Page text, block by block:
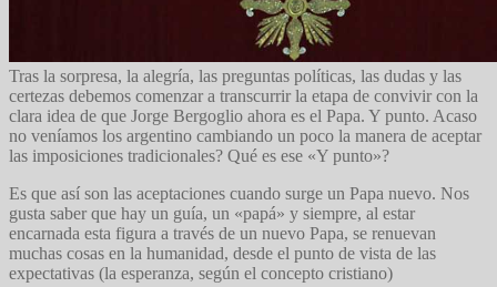
Tras la sorpresa, la alegría, las preguntas políticas, las dudas y las
certezas debemos comenzar a transcurrir la etapa de convivir con la
clara idea de que Jorge Bergoglio ahora es el Papa. Y punto. Acaso
no veníamos los argentino cambiando un poco la manera de aceptar
las imposiciones tradicionales? Qué es ese «Y punto»?
Es que así son las aceptaciones cuando surge un Papa nuevo. Nos
gusta saber que hay un guía, un «papá» y siempre, al estar
encarnada esta figura a través de un nuevo Papa, se renuevan
muchas cosas en la humanidad, desde el punto de vista de las
expectativas (la esperanza, según el concepto cristiano)